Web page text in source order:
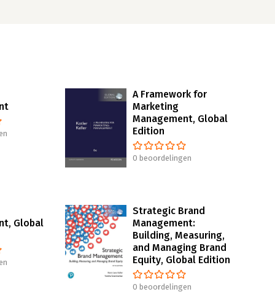
A Framework for
Marketing
Management, Global
Edition
0 beoordelingen
Global
Strategic Brand
Management:
Building, Measuring,
and Managing Brand
Equity, Global Edition
0 beoordelingen